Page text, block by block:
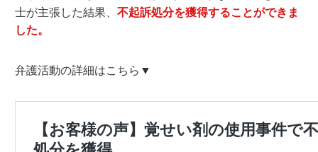
士が主張した結果、不起訴処分を獲得することができま
した。
弁護活動の詳細はこちら▼